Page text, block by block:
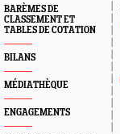
BARÈMES DE
CLASSEMENT ET
TABLES DE COTATION
BILANS
MÉDIATHÈQUE
ENGAGEMENTS